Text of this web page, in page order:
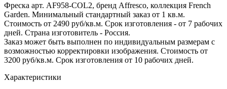
Фреска арт. AF958-COL2, бренд Affresco, коллекция French
Garden. Минимальный стандартный заказ от 1 кв.м.
Стоимость от 2490 руб/кв.м. Срок изготовления - от 7 рабочих
дней. Страна изготовитель - Россия.
Заказ может быть выполнен по индивидуальным размерам с
возможностью корректировки изображения. Стоимость от
3200 руб/кв.м. Срок изготовления от 10 рабочих дней.
Характеристики